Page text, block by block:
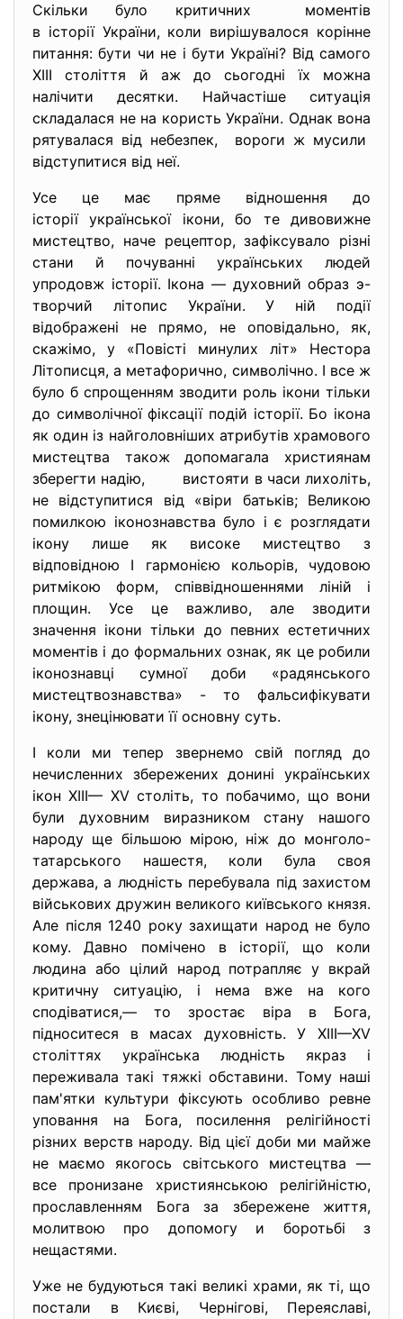
Скільки було критичних моментів
в історії України, коли вирішувалося корінне
питання: бути чи не і бути Україні? Від самого
XIII століття й аж до сьогодні їх можна
налічити десятки. Найчастіше ситуація
складалася не на користь України. Однак вона
рятувалася від небезпек, вороги ж мусили
відступитися від неї.
Усе це має пряме відношення до
історії української ікони, бо те дивовижне
мистецтво, наче рецептор, зафіксувало різні
стани й почуванні українських людей
упродовж історії. Ікона — духовний образ э-
творчий літопис України. У ній події
відображені не прямо, не оповідально, як,
скажімо, у «Повісті минулих літ» Нестора
Літописця, а метафорично, символічно. І все ж
було б спрощенням зводити роль ікони тільки
до символічної фіксації подій історії. Бо ікона
як один із найголовніших атрибутів храмового
мистецтва також допомагала християнам
зберегти надію, вистояти в часи лихоліть,
не відступитися від «віри батьків; Великою
помилкою іконознавства було і є розглядати
ікону лише як високе мистецтво з
відповідною І гармонією кольорів, чудовою
ритмікою форм, співвідношеннями ліній і
площин. Усе це важливо, але зводити
значення ікони тільки до певних естетичних
моментів і до формальних ознак, як це робили
іконознавці сумної доби «радянського
мистецтвознавства» - то фальсифікувати
ікону, знецінювати її основну суть.
І коли ми тепер звернемо свій погляд до
нечисленних збережених донині українських
ікон XIII— XV століть, то побачимо, що вони
були духовним виразником стану нашого
народу ще більшою мірою, ніж до монголо-
татарського нашестя, коли була своя
держава, а людність перебувала під захистом
військових дружин великого київського князя.
Але після 1240 року захищати народ не було
кому. Давно помічено в історії, що коли
людина або цілий народ потрапляє у вкрай
критичну ситуацію, і нема вже на кого
сподіватися,— то зростає віра в Бога,
підноситеся в масах духовність. У XIII—XV
століттях українська людність якраз і
переживала такі тяжкі обставини. Тому наші
пам'ятки культури фіксують особливо ревне
уповання на Бога, посилення релігійності
різних верств народу. Від цієї доби ми майже
не маємо якогось світського мистецтва —
все пронизане християнською релігійністю,
прославленням Бога за збережене життя,
молитвою про допомогу и боротьбі з
нещастями.
Уже не будуються такі великі храми, як ті, що
постали в Києві, Чернігові, Переяславі,